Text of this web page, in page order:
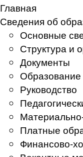
Главная
Сведения об
Основные
Структура и
Документы
Образование
Руководство
Платные
Финансово-